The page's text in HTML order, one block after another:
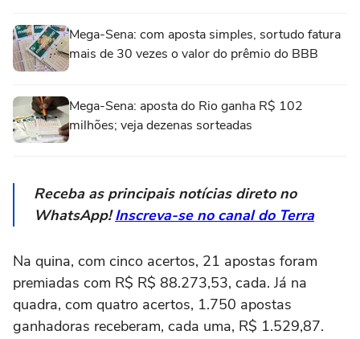
Mega-Sena: com aposta simples, sortudo fatura
mais de 30 vezes o valor do prêmio do BBB
Mega-Sena: aposta do Rio ganha R$ 102
milhões; veja dezenas sorteadas
Receba as principais notícias direto no
WhatsApp!Inscreva-se no canal do Terra
Na quina, com cinco acertos, 21 apostas foram
premiadas com R$ R$ 88.273,53, cada. Já na
quadra, com quatro acertos, 1.750 apostas
ganhadoras receberam, cada uma, R$ 1.529,87.